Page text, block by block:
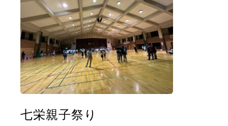
PODについて
七栄親子祭り